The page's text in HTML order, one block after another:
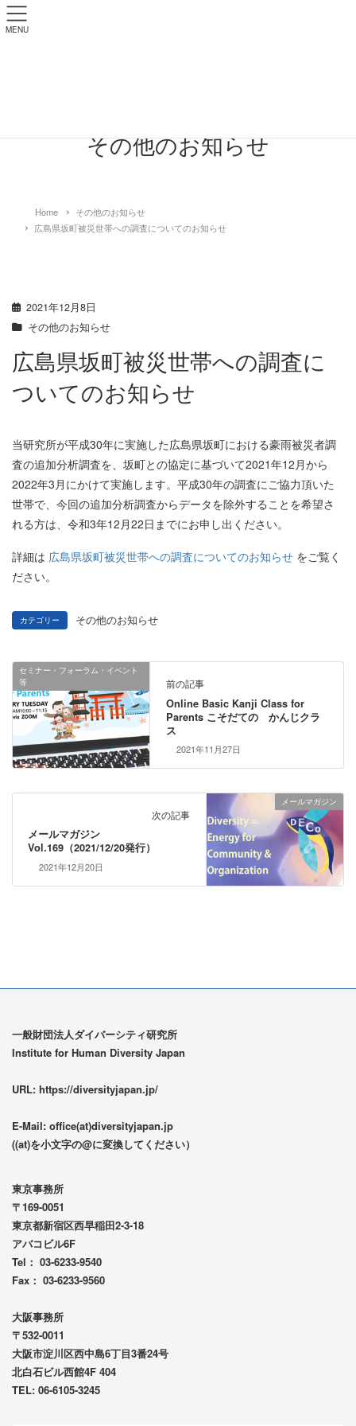
その他のお知らせ
Home
その他のお知らせ
広島県坂町被災世帯への調査についてのお知らせ
2021年12月8日
その他のお知らせ
広島県坂町被災世帯への調査に
ついてのお知らせ
当研究所が平成30年に実施した広島県坂町における豪雨被災者調
査の追加分析調査を、坂町との協定に基づいて2021年12月から
2022年3月にかけて実施します。平成30年の調査にご協力頂いた
世帯で、今回の追加分析調査からデータを除外することを希望さ
れる方は、令和3年12月22日までにお申し出ください。
詳細は 広島県坂町被災世帯への調査についてのお知らせ をご覧く
ださい。
カテゴリー その他のお知らせ
セミナー・フォーラム・イベント
等
前の記事
Online Basic Kanji Class for
Parents こそだての かんじクラ
ス
2021年11月27日
メールマガジン
次の記事
メールマガジン
Vol.169（2021/12/20発行）
2021年12月20日
一般財団法人ダイバーシティ研究所
Institute for Human Diversity Japan
URL: https://diversityjapan.jp/
E-Mail: office(at)diversityjapan.jp
((at)を小文字の@に変換してください）
東京事務所
〒169-0051
東京都新宿区西早稲田2-3-18
アバコビル6F
Tel： 03-6233-9540
Fax： 03-6233-9560
大阪事務所
〒532-0011
大阪市淀川区西中島6丁目3番24号
北白石ビル西館4F 404
TEL: 06-6105-3245
MENU